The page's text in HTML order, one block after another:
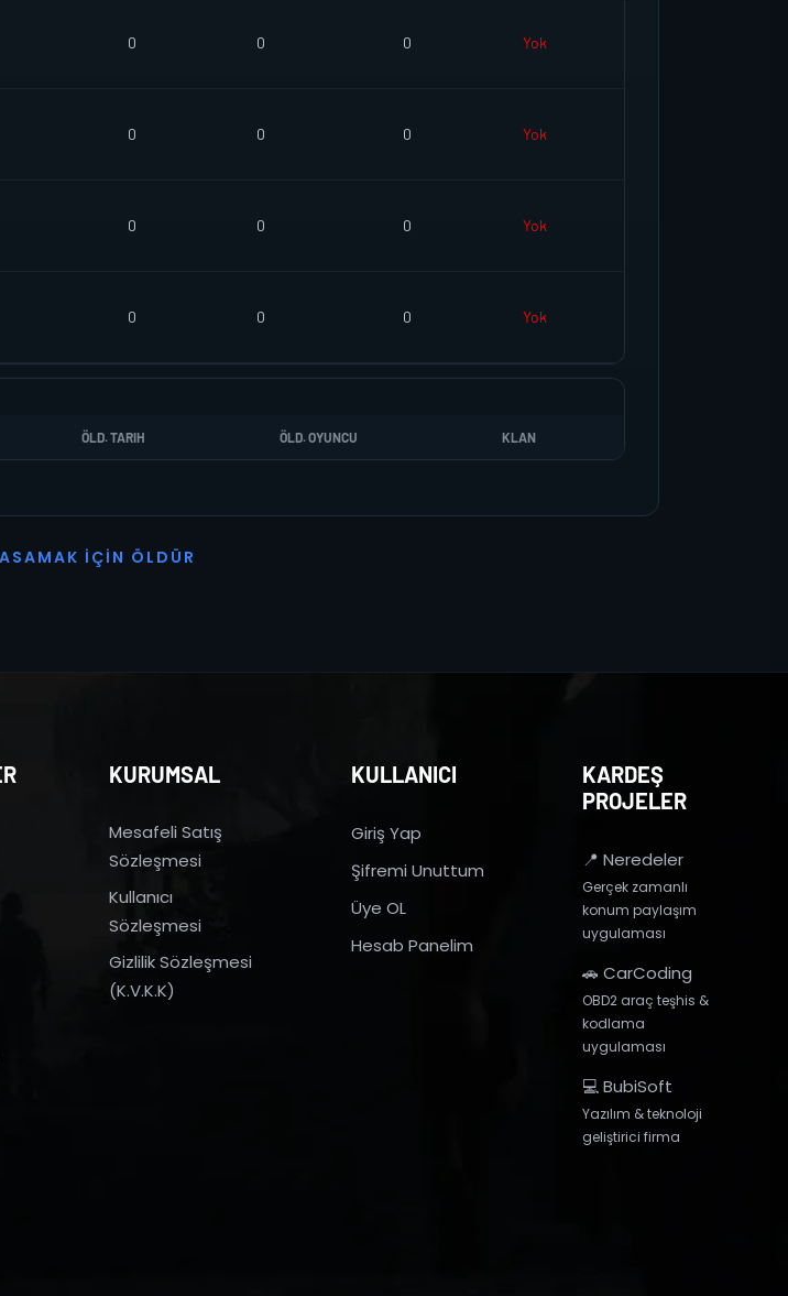
0 0 0 Yok
0 0 0 Yok
0 0 0 Yok
0 0 0 Yok
ÖLD. TARIH ÖLD. OYUNCU KLAN
ASAMAK İ ÇI N Ö L D Ü R
KURUMSAL
Mesafeli Satış
Sözleşmesi
Kullanıcı
Sözleşmesi
Gizlilik Sözleşmesi
(K.V.K.K)
KULLANICI
Giriş Yap
Şifremi Unuttum
Üye OL
Hesab Panelim
KARDEŞ
PROJELER
📍 Neredeler
Gerçek zamanlı
konum paylaşım
uygulaması
🚗 CarCoding
OBD2 araç teşhis &
kodlama
uygulaması
💻 BubiSoft
Yazılım & teknoloji
geliştirici firma